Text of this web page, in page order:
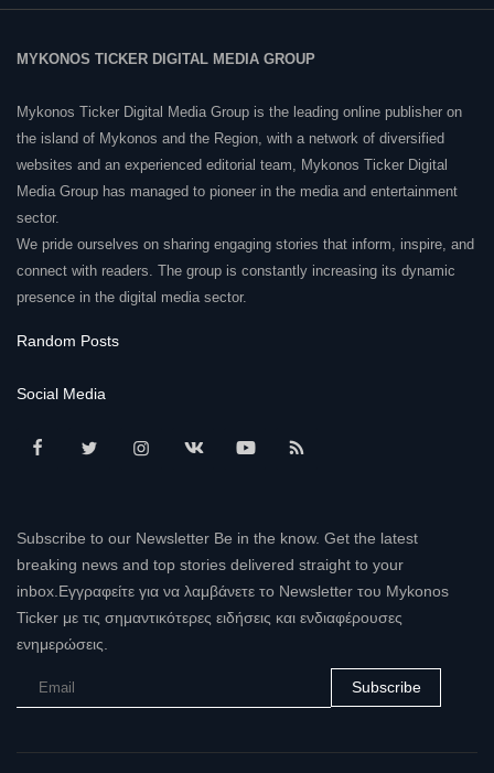
MYKONOS TICKER DIGITAL MEDIA GROUP
Mykonos Ticker Digital Media Group is the leading online publisher on
the island of Mykonos and the Region, with a network of diversified
websites and an experienced editorial team, Mykonos Ticker Digital
Media Group has managed to pioneer in the media and entertainment
sector.
We pride ourselves on sharing engaging stories that inform, inspire, and
connect with readers. The group is constantly increasing its dynamic
presence in the digital media sector.
Random Posts
Social Media
Subscribe to our Newsletter Be in the know. Get the latest
breaking news and top stories delivered straight to your
inbox.Εγγραφείτε για να λαμβάνετε το Newsletter του Mykonos
Ticker με τις σημαντικότερες ειδήσεις και ενδιαφέρουσες
ενημερώσεις.
Subscribe